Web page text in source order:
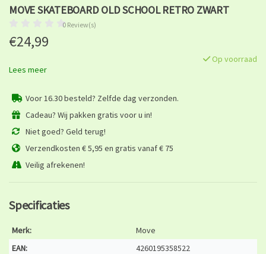
MOVE SKATEBOARD OLD SCHOOL RETRO ZWART
0 Review(s)
€24,99
Op voorraad
Lees meer
Voor 16.30 besteld? Zelfde dag verzonden.
Cadeau? Wij pakken gratis voor u in!
Niet goed? Geld terug!
Verzendkosten € 5,95 en gratis vanaf € 75
Veilig afrekenen!
Specificaties
Merk:
Move
EAN:
4260195358522